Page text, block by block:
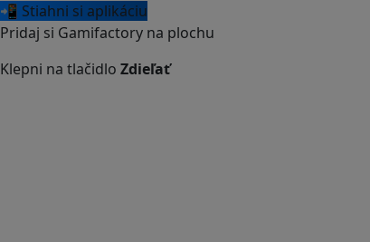
📲 Stiahni si aplikáciu
Pridaj si Gamifactory na plochu
Klepni na tlačidlo Zdieľať